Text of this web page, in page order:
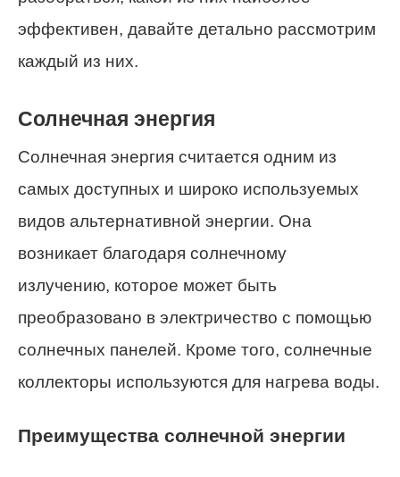
эффективен, давайте детально рассмотрим
каждый из них.
Солнечная энергия
Солнечная энергия считается одним из
самых доступных и широко используемых
видов альтернативной энергии. Она
возникает благодаря солнечному
излучению, которое может быть
преобразовано в электричество с помощью
солнечных панелей. Кроме того, солнечные
коллекторы используются для нагрева воды.
Преимущества солнечной энергии